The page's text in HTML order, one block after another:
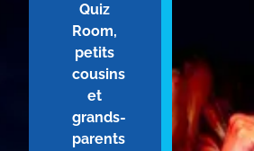
Quiz
Room,
petits
cousins
et
grands-
parents